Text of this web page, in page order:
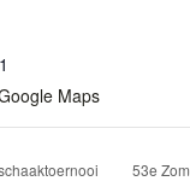
Maps
53e